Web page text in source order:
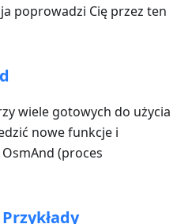
poprowadzi Cię przez ten
wiele gotowych do użycia
nowe funkcje i
(proces